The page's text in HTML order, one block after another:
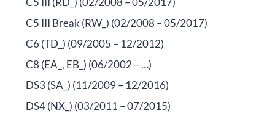
C5 III Break (RW_) (02/2008 – 05/2017)
C6 (TD_) (09/2005 – 12/2012)
C8 (EA_, EB_) (06/2002 – …)
DS3 (SA_) (11/2009 – 12/2016)
DS4 (NX_) (03/2011 – 07/2015)